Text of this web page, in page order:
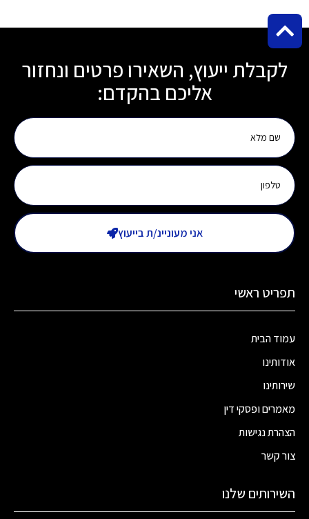
ייעוץ, השאירו פרטים ונחזור
אליכם בהקדם:
אני מעוניינ/ת בייעוץ
ראשי
הבית
ופסקי דין
נגישות
קשר
שלנו